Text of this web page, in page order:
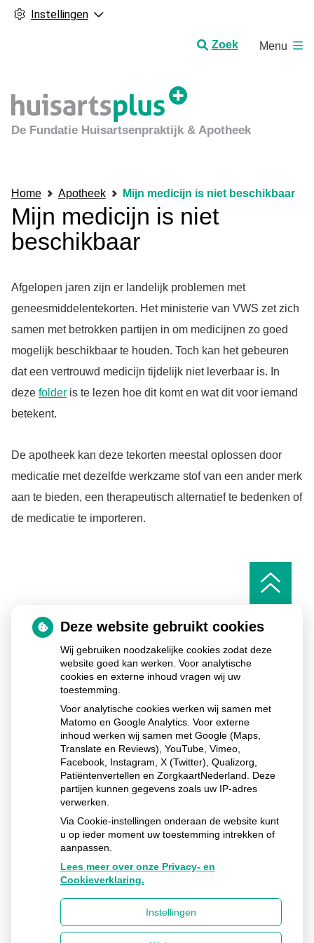
Instellingen
Zoek
De Fundatie Huisartsenpraktijk & Apotheekm
u
Menu
Home Apotheek Mijn medicijn is niet beschikbaar
Mijn medicijn is niet
beschikbaar
Afgelopen jaren zijn er landelijk problemen met
geneesmiddelentekorten. Het ministerie van VWS zet zich
samen met betrokken partijen in om medicijnen zo goed
mogelijk beschikbaar te houden. Toch kan het gebeuren
dat een vertrouwd medicijn tijdelijk niet leverbaar is. In
deze folder is te lezen hoe dit komt en wat dit voor iemand
betekent.
De apotheek kan deze tekorten meestal oplossen door
medicatie met dezelfde werkzame stof van een ander merk
aan te bieden, een therapeutisch alternatief te bedenken of
de medicatie te importeren.
De Fundatie Huisartsenpraktijk & Apotheek
Commissieweg5 9244 GB Beetsterzwaag
Uw Zorg Online
Privacy verklaring|Cookie-
instellingen|Voorwaarden
Deze website gebruikt cookies
Wij gebruiken noodzakelijke cookies zodat deze
website goed kan werken. Voor analytische
cookies en externe inhoud vragen wij uw
toestemming.
Voor analytische cookies werken wij samen met
Matomo en Google Analytics. Voor externe
inhoud werken wij samen met Google (Maps,
Translate en Reviews), YouTube, Vimeo,
Facebook, Instagram, X (Twitter), Qualizorg,
Patiëntenvertellen en ZorgkaartNederland. Deze
partijen kunnen gegevens zoals uw IP-adres
verwerken.
Via Cookie-instellingen onderaan de website kunt
u op ieder moment uw toestemming intrekken of
aanpassen.
Lees meer over onze Privacy- en
Cookieverklaring.
Instellingen